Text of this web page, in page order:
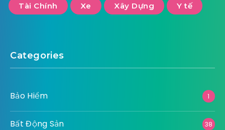
Tài Chính Xe Xây Dựng Y tế
Categories
Bảo Hiểm 1
Bất Động Sản 38